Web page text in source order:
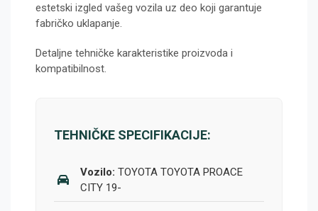
estetski izgled vašeg vozila uz deo koji garantuje
fabričko uklapanje.
Detaljne tehničke karakteristike proizvoda i
kompatibilnost.
TEHNIČKE SPECIFIKACIJE:
Vozilo: TOYOTA TOYOTA PROACE
CITY 19-